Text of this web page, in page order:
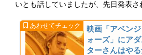
いとも話していましたが、先日発表
映画「アベン
ォーズ」にア
ターさんはや